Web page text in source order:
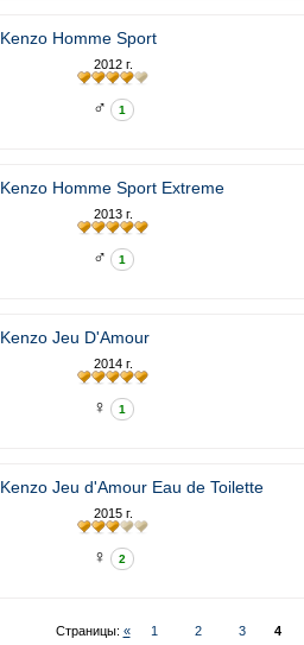
Kenzo Homme Sport
2012 г.
♂ 1
Kenzo Homme Sport Extreme
2013 г.
♂ 1
Kenzo Jeu D'Amour
2014 г.
♀ 1
Kenzo Jeu d'Amour Eau de Toilette
2015 г.
♀ 2
Страницы: « 1 2 3 4